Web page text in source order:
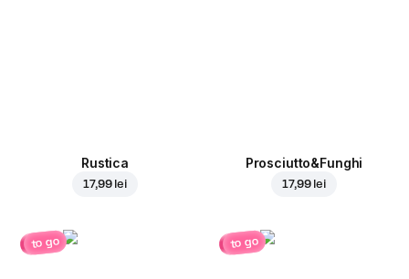
Rustica
17,99 lei
Prosciutto&Funghi
17,99 lei
to go to go